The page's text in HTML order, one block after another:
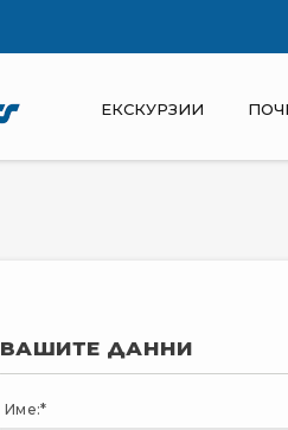
ЕКСКУРЗИИ
ВАШИТЕ ДАННИ
Име:*